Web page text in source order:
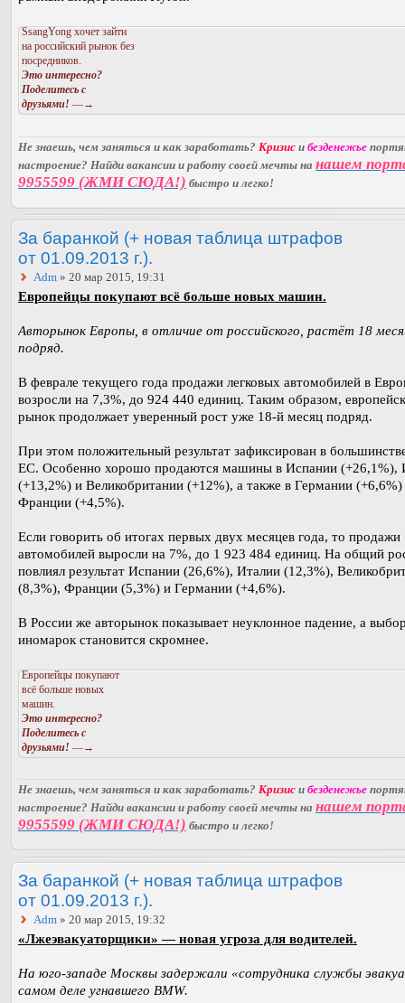
SsangYong хочет зайти
на российский рынок без
посредников.
Это интересно?
Поделитесь с
друзьями! —→
Не знаешь, чем заняться и как заработать? Кризис и безденежье
настроение? Найди вакансии и работу своей мечты на нашем
9955599 (ЖМИ СЮДА!) быстро и легко!
За баранкой (+ новая таблица штрафов
от 01.09.2013 г.).
Adm » 20 мар 2015, 19:31
Европейцы покупают всё больше новых машин.
Авторынок Европы, в отличие от российского, растёт 18
подряд.
В феврале текущего года продажи легковых автомобилей в
возросли на 7,3%, до 924 440 единиц. Таким образом,
рынок продолжает уверенный рост уже 18-й месяц подряд.
При этом положительный результат зафиксирован в
ЕС. Особенно хорошо продаются машины в Испании (+26,1%),
(+13,2%) и Великобритании (+12%), а также в Германии (+6,6%)
Франции (+4,5%).
Если говорить об итогах первых двух месяцев года, то продажи
автомобилей выросли на 7%, до 1 923 484 единиц. На общий
повлиял результат Испании (26,6%), Италии (12,3%),
(8,3%), Франции (5,3%) и Германии (+4,6%).
В России же авторынок показывает неуклонное падение, а
иномарок становится скромнее.
Европейцы покупают
всё больше новых
машин.
Это интересно?
Поделитесь с
друзьями! —→
Не знаешь, чем заняться и как заработать? Кризис и безденежье
настроение? Найди вакансии и работу своей мечты на нашем
9955599 (ЖМИ СЮДА!) быстро и легко!
За баранкой (+ новая таблица штрафов
от 01.09.2013 г.).
Adm » 20 мар 2015, 19:32
«Лжеэвакуаторщики» — новая угроза для водителей.
На юго-западе Москвы задержали «сотрудника службы
самом деле угнавшего BMW.